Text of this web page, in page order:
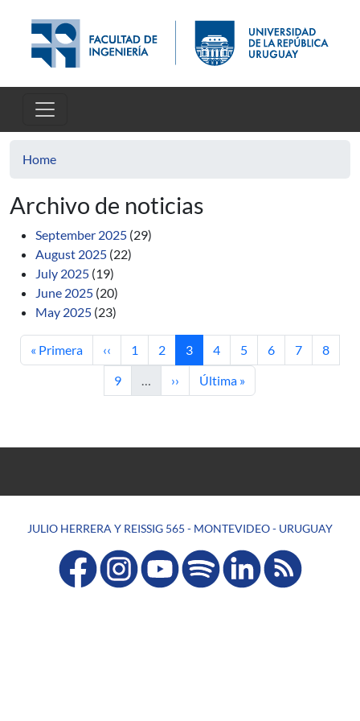
Home
Archivo de noticias
September 2025 (29)
August 2025 (22)
July 2025 (19)
June 2025 (20)
May 2025 (23)
First page
« Primera Previous page
‹‹ Page
1 Page
2 Current page
3 Page
4 Page
5 Page
6 Page
7 Page
8
Page
9 … Next page
›› Last page
Última »
JULIO HERRERA Y REISSIG 565 - MONTEVIDEO - URUGUAY